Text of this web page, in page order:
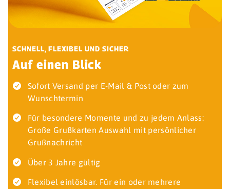
SCHNELL, FLEXIBEL UND SICHER
Auf einen Blick
Sofort Versand per E-Mail & Post oder zum
Wunschtermin
Für besondere Momente und zu jedem Anlass:
Große Grußkarten Auswahl mit persönlicher
Grußnachricht
Über 3 Jahre gültig
Flexibel einlösbar. Für ein oder mehrere